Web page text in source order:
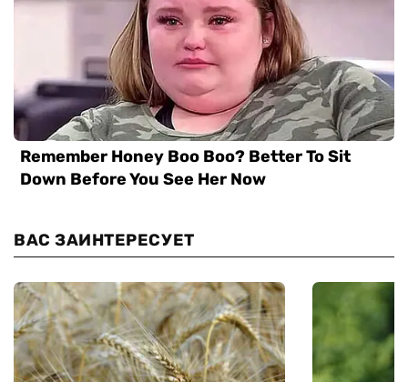
ВАС ЗАИНТЕРЕСУЕТ